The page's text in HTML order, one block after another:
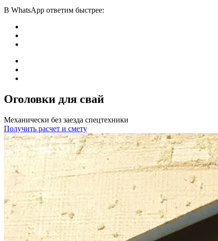
В WhatsApp ответим быстрее:
Оголовки для свай
Механически без заезда спецтехники
Получить расчет и смету